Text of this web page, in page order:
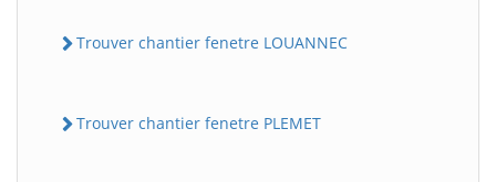
Trouver chantier fenetre LOUANNEC
Trouver chantier fenetre PLEMET